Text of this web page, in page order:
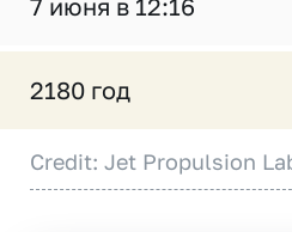
7 июня в 12:16
2180 год
Credit: Jet Propulsion